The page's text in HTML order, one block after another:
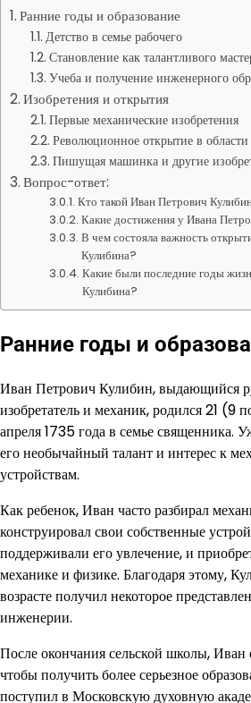
Ранние годы и образование
Детство в семье рабочего
Становление как талантливого
Учеба и получение инженерного
Изобретения и открытия
Первые механические изобретения
Революционное открытие в
Пишущая машинка и другие
Вопрос-ответ:
Кто такой Иван Петрович
Какие достижения у Ивана
В чем состояла важность
Кулибина?
Какие были последние годы
Кулибина?
Ранние годы и
Иван Петрович Кулибин, выдающийся
изобретатель и механик, родился 21 (9
апреля 1735 года в семье священника.
его необычайный талант и интерес к
устройствам.
Как ребенок, Иван часто разбирал
конструировал свои собственные
поддерживали его увлечение, и
механике и физике. Благодаря этому,
возрасте получил некоторое
инженерии.
После окончания сельской школы, Иван
чтобы получить более серьезное
поступил в Московскую духовную